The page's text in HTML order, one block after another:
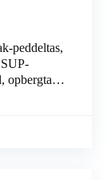
peddeltas,
opbergtas,